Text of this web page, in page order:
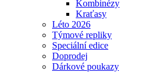
Kombinézy
Kraťasy
Léto 2026
Týmové repliky
Speciální edice
Doprodej
Dárkové poukazy